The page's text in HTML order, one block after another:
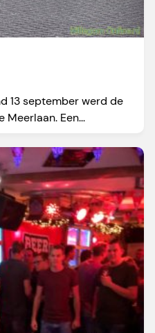
13 september werd de
Een...